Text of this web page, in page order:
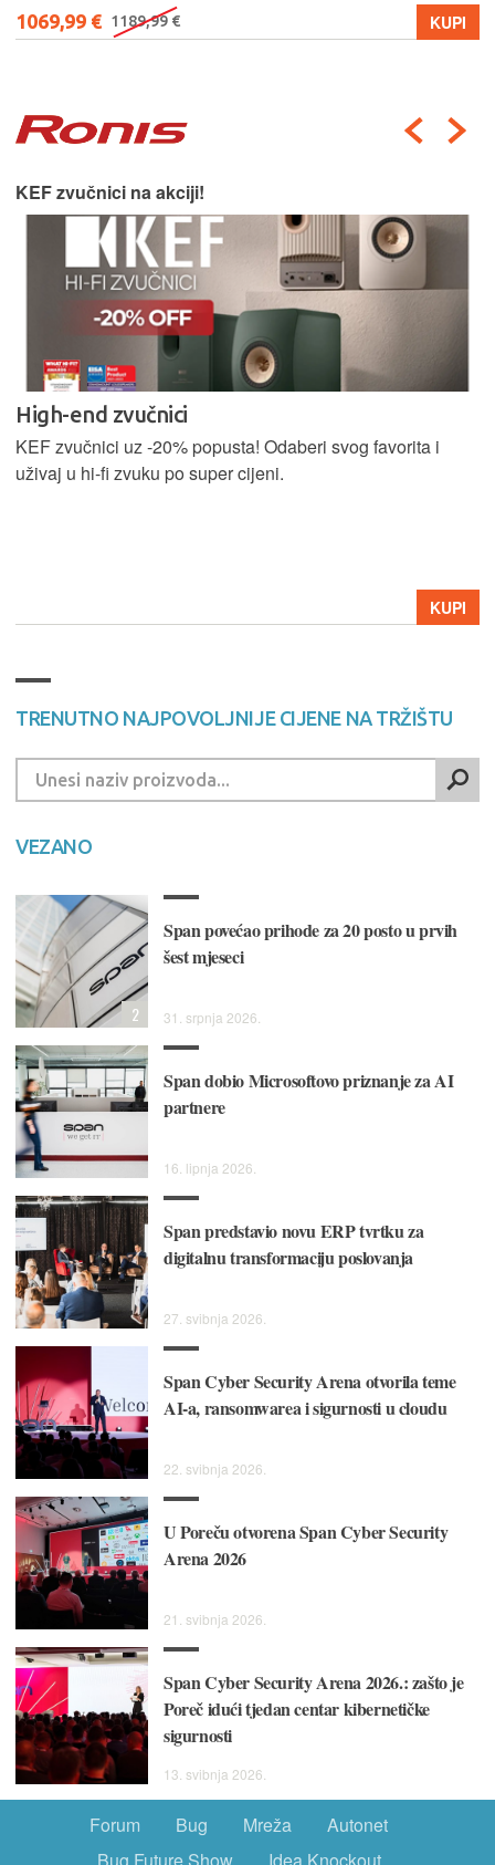
1069,99 € 1189,99 € KUPI
KEF zvučnici na akciji!
High-end zvučnici
KEF zvučnici uz -20% popusta! Odaberi svog favorita i
uživaj u hi-fi zvuku po super cijeni.
KUPI
TRENUTNO NAJPOVOLJNIJE CIJENE NA TRŽIŠTU
VEZANO
Span povećao prihode za 20 posto u prvih
šest mjeseci
31. srpnja 2026.
2
Span dobio Microsoftovo priznanje za AI
partnere
16. lipnja 2026.
Span predstavio novu ERP tvrtku za
digitalnu transformaciju poslovanja
27. svibnja 2026.
Span Cyber Security Arena otvorila teme
AI-a, ransomwarea i sigurnosti u cloudu
22. svibnja 2026.
U Poreču otvorena Span Cyber Security
Arena 2026
21. svibnja 2026.
Span Cyber Security Arena 2026.: zašto je
Poreč idući tjedan centar kibernetičke
sigurnosti
13. svibnja 2026.
Forum Bug Mreža
Autonet